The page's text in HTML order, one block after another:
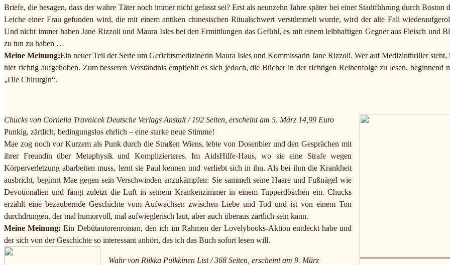
Briefe, die besagen, dass der wahre Täter noch immer nicht gefasst sei? Erst als neunzehn Jahre später bei einer Stadtführung durch Boston
Leiche einer Frau gefunden wird, die mit einem antiken chinesischen Ritualschwert verstümmelt wurde, wird der alte Fall
Und nicht immer haben Jane Rizzoli und Maura Isles bei den Ermittlungen das Gefühl, es mit einem leibhaftigen Gegner aus Fleisch und
zu tun zu haben …
Meine Meinung:Ein neuer Teil der Serie um Gerichtsmedizinerin Maura Isles und Kommissarin Jane Rizzoli. Wer auf Medizinthriller steht,
hier richtig aufgehoben. Zum besseren Verständnis empfiehlt es sich jedoch, die Bücher in der richtigen Reihenfolge zu lesen, beginnend
„Die Chirurgin“.
Chucks von Cornelia Travnicek Deutsche Verlags Anstalt / 192 Seiten, erscheint am 5. März 14,99 Euro
Punkig, zärtlich, bedingungslos ehrlich – eine starke neue Stimme!
Mae zog noch vor Kurzem als Punk durch die Straßen Wiens, lebte von Dosenbier und den Gesprächen mit
ihrer Freundin über Metaphysik und Komplizierteres. Im AidsHilfe-Haus, wo sie eine Strafe wegen
Körperverletzung abarbeiten muss, lernt sie Paul kennen und verliebt sich in ihn. Als bei ihm die Krankheit
ausbricht, beginnt Mae gegen sein Verschwinden anzukämpfen: Sie sammelt seine Haare und Fußnägel wie
Devotionalien und fängt zuletzt die Luft in seinem Krankenzimmer in einem Tupperdöschen ein. Chucks
erzählt eine bezaubernde Geschichte vom Aufwachsen zwischen Liebe und Tod und ist von einem Ton
durchdrungen, der mal humorvoll, mal aufwieglerisch laut, aber auch überaus zärtlich sein kann.
Meine Meinung: Ein Debütautorenroman, den ich im Rahmen der Lovelybooks-Aktion entdeckt habe und
der sich von der Geschichte so interessant anhört, das ich das Buch sofort lesen will.
Wahr von Riikka Pulkkinen List / 368 Seiten, erscheint am 9. März